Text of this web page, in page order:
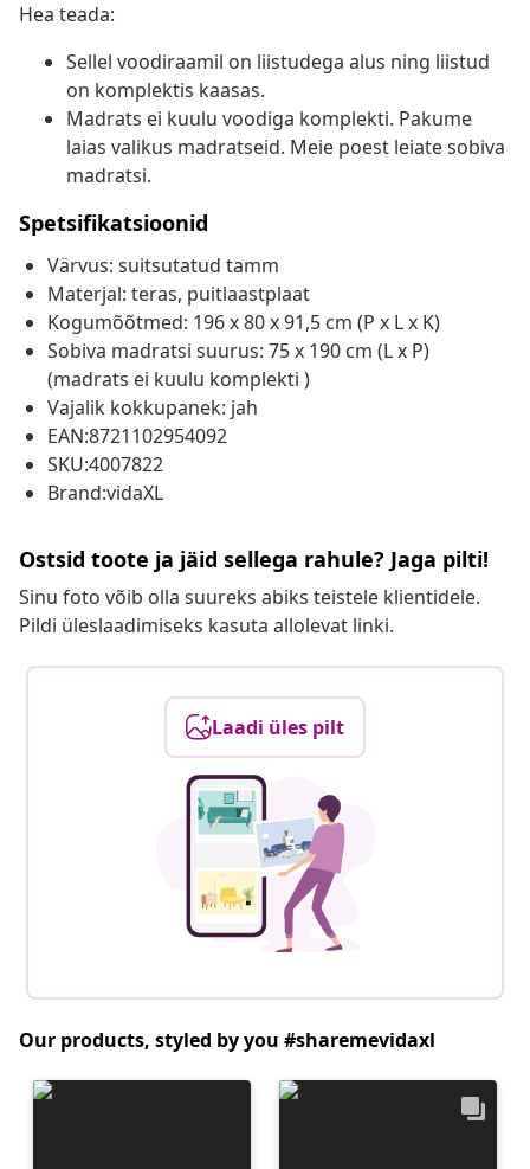
Hea teada:
Sellel voodiraamil on liistudega alus ning liistud
on komplektis kaasas.
Madrats ei kuulu voodiga komplekti. Pakume
laias valikus madratseid. Meie poest leiate sobiva
madratsi.
Spetsifikatsioonid
Värvus: suitsutatud tamm
Materjal: teras, puitlaastplaat
Kogumõõtmed: 196 x 80 x 91,5 cm (P x L x K)
Sobiva madratsi suurus: 75 x 190 cm (L x P)
(madrats ei kuulu komplekti )
Vajalik kokkupanek: jah
EAN:8721102954092
SKU:4007822
Brand:vidaXL
Ostsid toote ja jäid sellega rahule? Jaga pilti!
Sinu foto võib olla suureks abiks teistele klientidele.
Pildi üleslaadimiseks kasuta allolevat linki.
Laadi üles pilt
Our products, styled by you #sharemevidaxl